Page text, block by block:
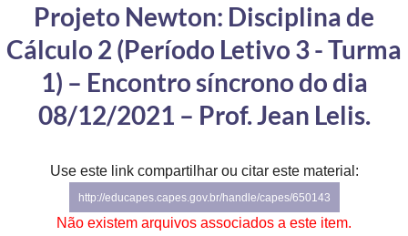
Controladoria-Geral da União
Ministério da Mulher, da Família e dos Direitos Humanos
Secretaria-Geral
Gabinete de Segurança Institucional
Advocacia-Geral da União
Projeto Newton: Disciplina de
Cálculo 2 (Período Letivo 3 - Turma
1) – Encontro síncrono do dia
08/12/2021 – Prof. Jean Lelis.
Use este link compartilhar ou citar este material:
http://educapes.capes.gov.br/handle/capes/650143
Não existem arquivos associados a este item.